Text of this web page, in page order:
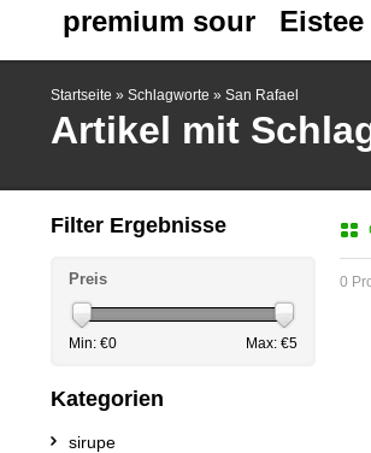
premium sour
Eistee
Startseite » Schlagworte » San Rafael
Artikel mit
0
Filter Ergebnisse
Preis
Min: €0 Max: €5
Kategorien
sirupe